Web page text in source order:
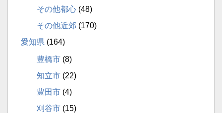
その他都心 (48)
その他近郊 (170)
愛知県 (164)
豊橋市 (8)
知立市 (22)
豊田市 (4)
刈谷市 (15)